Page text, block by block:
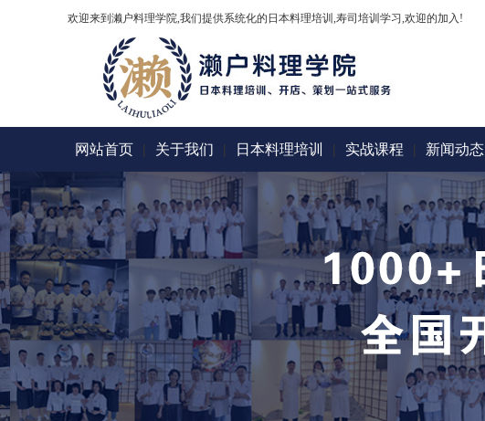
欢迎来到濑户料理学院,我们提供系统化的日本料理培训,寿司培训学习,欢迎的加入!
网站首页 | 关于我们 | 日本料理培训 | 实战课程 | 新闻动态